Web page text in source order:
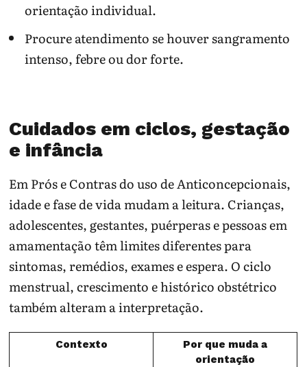
orientação individual.
Procure atendimento se houver sangramento
intenso, febre ou dor forte.
Cuidados em ciclos, gestação
e infância
Em Prós e Contras do uso de Anticoncepcionais,
idade e fase de vida mudam a leitura. Crianças,
adolescentes, gestantes, puérperas e pessoas em
amamentação têm limites diferentes para
sintomas, remédios, exames e espera. O ciclo
menstrual, crescimento e histórico obstétrico
também alteram a interpretação.
Contexto
Por que muda a
orientação